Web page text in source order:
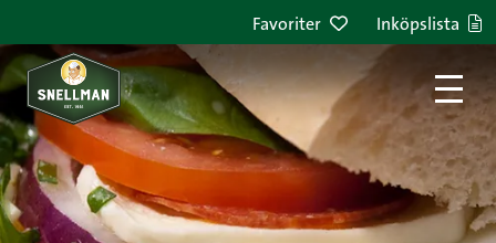
Favoriter Inköpslista